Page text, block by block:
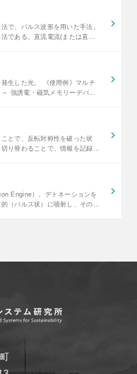
で、パルス波形を用いた手法。
である。直流電流(または直流
生した光。 《使用例》マルチ
強誘電・磁気メモリーデバイ
とで、反転対称性を破った状
り替わることで、情報を記録す
Engine）。デトネーションを
（パルス状）に噴射し、その反